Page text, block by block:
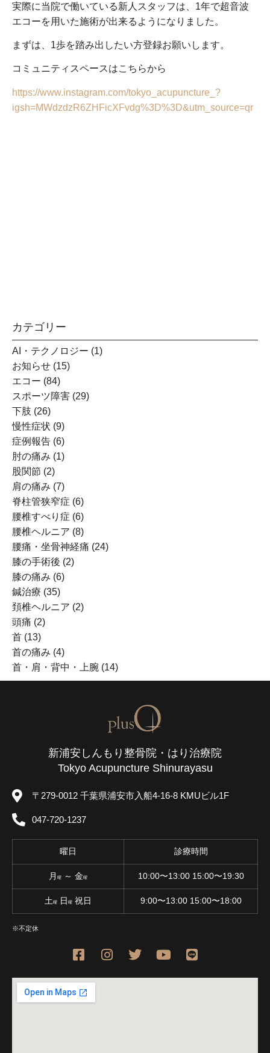
実際に当院で働いている新人スタッフは、 1年で超音波
エコーを用いた施術が出来るようになりました。
まずは、 1歩を踏み出したい方登録お願いします。
コミュニティスペースはこちらから
https://www.instagram.com/tokyo_acupuncture_?
igsh=MWdzdzR6ZHFicXFvdg%3D%3D&utm_source=qr
カテゴリー
AI・テクノロジー (1)
お知らせ (15)
エコー (84)
スポーツ障害 (29)
下肢 (26)
慢性症状 (9)
症例報告 (6)
肘の痛み (1)
股関節 (2)
肩の痛み (7)
脊柱管狭窄症 (6)
腰椎すべり症 (6)
腰椎ヘルニア (8)
腰痛・坐骨神経痛 (24)
膝の手術後 (2)
膝の痛み (6)
鍼治療 (35)
頚椎ヘルニア (2)
頭痛 (2)
首 (13)
首の痛み (4)
首・肩・背中・上腕 (14)
新浦安しんもり整骨院・はり治療院
Tokyo Acupuncture Shinurayasu
〒279-0012 千葉県浦安市入船4-16-8 KMUビル1F
047-720-1237
曜日 診療時間
月 曜 ～ 金 曜 10:00〜13:00 15:00〜19:30
土曜 日 曜 祝日 9:00〜13:00 15:00〜18:00
※不定休